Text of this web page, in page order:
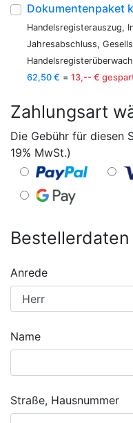
Dokumentenpaket
Handelsregisterauszug,
Jahresabschluss,
62,50 € = 13,-- €
Zahlungsart
Die Gebühr für diesen
19% MwSt.)
Bestellerdaten
Anrede
Name
Straße, Hausnummer